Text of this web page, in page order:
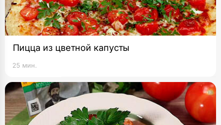
Пицца из цветной капусты
25 мин.